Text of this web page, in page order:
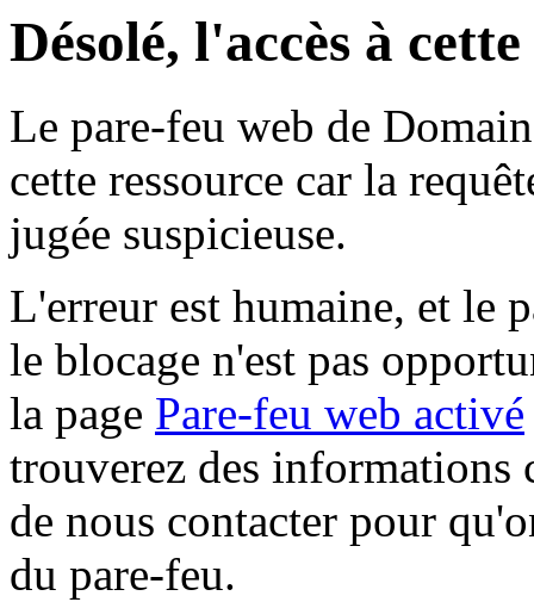
Désolé, l'accès à
Le pare-feu web de
cette ressource car la
jugée suspicieuse.
L'erreur est humaine, et le
le blocage n'est pas
la page Pare-feu web activé
trouverez des informations
de nous contacter pour
du pare-feu.